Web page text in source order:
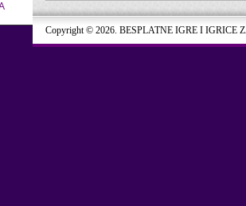
Copyright © 2026. BESPLATNE IGRE I IGRICE